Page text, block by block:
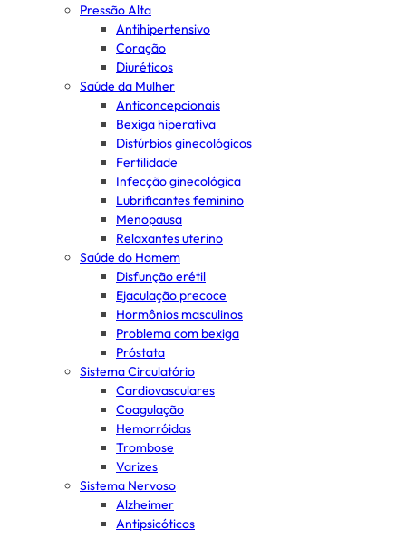
Pressão Alta
Antihipertensivo
Coração
Diuréticos
Saúde da Mulher
Anticoncepcionais
Bexiga hiperativa
Distúrbios ginecológicos
Fertilidade
Infecção ginecológica
Lubrificantes feminino
Menopausa
Relaxantes uterino
Saúde do Homem
Disfunção erétil
Ejaculação precoce
Hormônios masculinos
Problema com bexiga
Próstata
Sistema Circulatório
Cardiovasculares
Coagulação
Hemorróidas
Trombose
Varizes
Sistema Nervoso
Alzheimer
Antipsicóticos